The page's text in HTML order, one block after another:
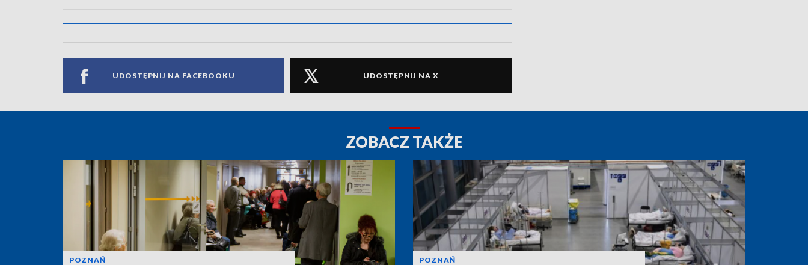
UDOSTĘPNIJ NA FACEBOOKU UDOSTĘPNIJ NA X
ZOBACZ TAKŻE
POZNAŃ POZNAŃ